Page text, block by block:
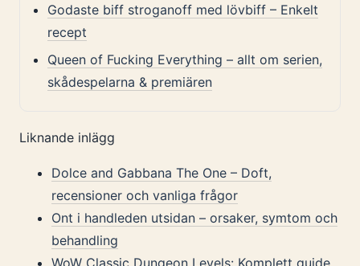
Godaste biff stroganoff med lövbiff – Enkelt
recept
Queen of Fucking Everything – allt om serien,
skådespelarna & premiären
Liknande inlägg
Dolce and Gabbana The One – Doft,
recensioner och vanliga frågor
Ont i handleden utsidan – orsaker, symtom och
behandling